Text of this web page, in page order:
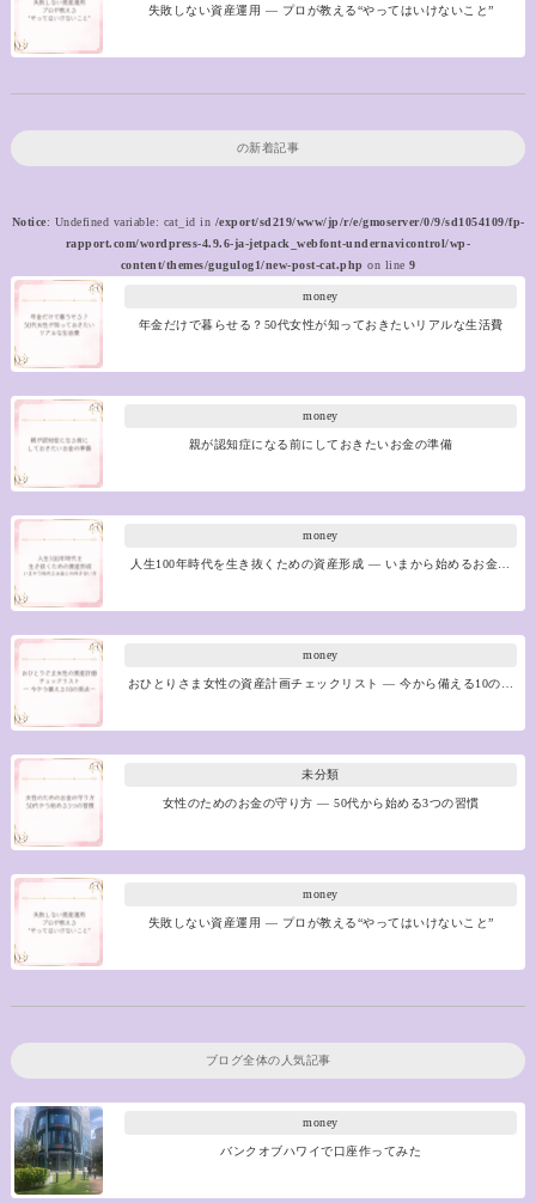
失敗しない資産運用 ― プロが教える“やってはいけないこと”
の新着記事
Notice: Undefined variable: cat_id in /export/sd219/www/jp/r/e/gmoserver/0/9/sd1054109/fp-
rapport.com/wordpress-4.9.6-ja-jetpack_webfont-undernavicontrol/wp-
content/themes/gugulog1/new-post-cat.php on line 9
money
年金だけで暮らせる？50代女性が知っておきたいリアルな生活費
money
親が認知症になる前にしておきたいお金の準備
money
人生100年時代を生き抜くための資産形成 ― いまから始めるお金…
money
おひとりさま女性の資産計画チェックリスト ― 今から備える10の…
未分類
女性のためのお金の守り方 ― 50代から始める3つの習慣
money
失敗しない資産運用 ― プロが教える“やってはいけないこと”
ブログ全体の人気記事
money
バンクオブハワイで口座作ってみた